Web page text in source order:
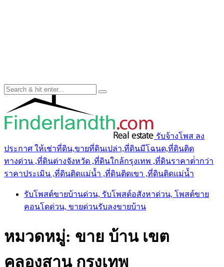
รับจ้างโพส ลง
ประกาศ ให้เช่าที่ดิน,ขายที่ดินเปล่า,ที่ดินมีโฉนด,ที่ดินติด
ทางด่วน ,ที่ดินต่างจังหวัด ,ที่ดินใกล้กรุงเทพ ,ที่ดินราคาต่ํากว่า
ราคาประเมิน ,ที่ดินติดแม่น้ำ ,ที่ดินติดเขา ,ที่ดินติดแม่น้ำ
รับโพสต์ขายบ้านด่วน, รับโพสต์อสังหาด่วน, โพสต์ขาย
คอนโดด่วน, ขายด่วนรับลงขายบ้าน
หมวดหมู่: ขาย บ้าน เขต
คลองสาน กรุงเทพ